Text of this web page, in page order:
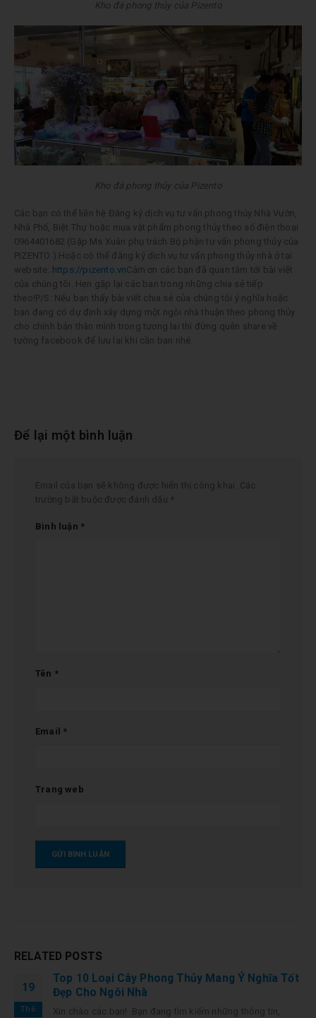
Kho đá phong thủy của Pizento
Kho đá phong thủy của Pizento
Các bạn có thể liên hệ Đăng ký dịch vụ tư vấn phong thủy Nhà Vườn,
Nhà Phố, Biệt Thự hoặc mua vật phẩm phong thủy theo số điện thoại
0964401682 (Gặp Ms Xuân phụ trách Bộ phận tư vấn phong thủy của
PIZENTO ).Hoặc có thể đăng ký dịch vụ tư vấn phong thủy nhà ở tại
website: https://pizento.vnCảm ơn các bạn đã quan tâm tới bài viết
của chúng tôi. Hẹn gặp lại các bạn trong những chia sẻ tiếp
theo!P/S: Nếu bạn thấy bài viết chia sẻ của chúng tôi ý nghĩa hoặc
bạn đang có dự định xây dựng một ngôi nhà thuận theo phong thủy
cho chính bản thân mình trong tương lai thì đừng quên share về
tường facebook để lưu lại khi cần bạn nhé.
Để lại một bình luận
Email của bạn sẽ không được hiển thị công khai. Các
trường bắt buộc được đánh dấu *
Bình luận *
Tên *
Email *
Trang web
RELATED POSTS
19
Th6
Top 10 Loại Cây Phong Thủy Mang Ý Nghĩa Tốt
Đẹp Cho Ngôi Nhà
Xin chào các bạn! Bạn đang tìm kiếm những thông tin,